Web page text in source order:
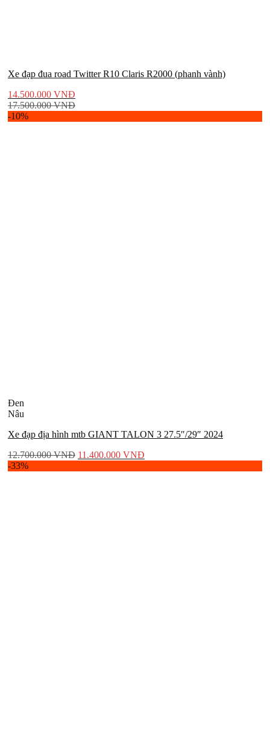
Xe đạp đua road Twitter R10 Claris R2000 (phanh vành)
14.500.000 VNĐ
17.500.000VNĐ
-10%
Đen
Nâu
Xe đạp địa hình mtb GIANT TALON 3 27.5″/29″ 2024
12.700.000VNĐ 11.400.000 VNĐ
-33%